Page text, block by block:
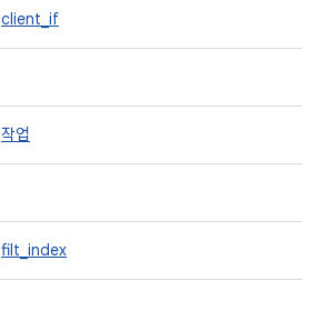
client_if
작업
filt_index